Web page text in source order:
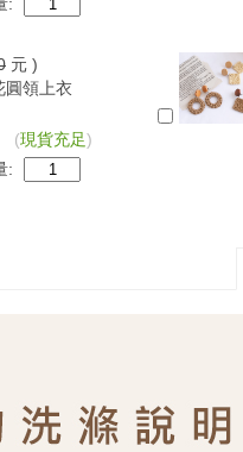
元 )
圓領上衣
(現貨充足)
: